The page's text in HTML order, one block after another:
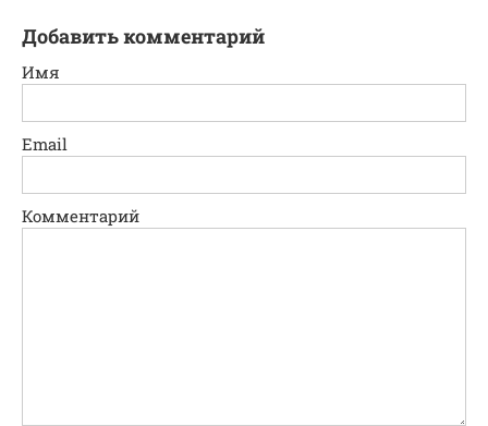
Добавить комментарий
Имя
Email
Комментарий